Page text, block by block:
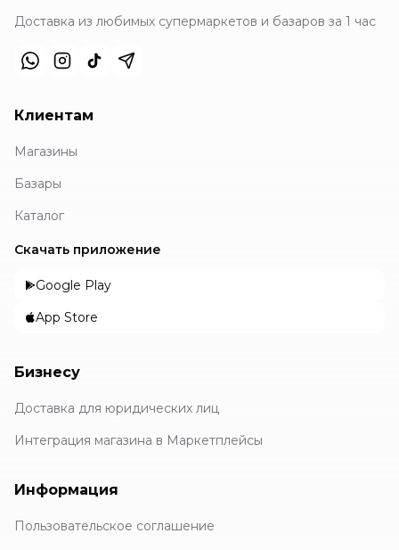
Доставка из любимых супермаркетов и базаров за 1 час
Клиентам
Магазины
Базары
Каталог
Скачать приложение
Google Play
App Store
Бизнесу
Доставка для юридических лиц
Интеграция магазина в Маркетплейсы
Информация
Пользовательское соглашение